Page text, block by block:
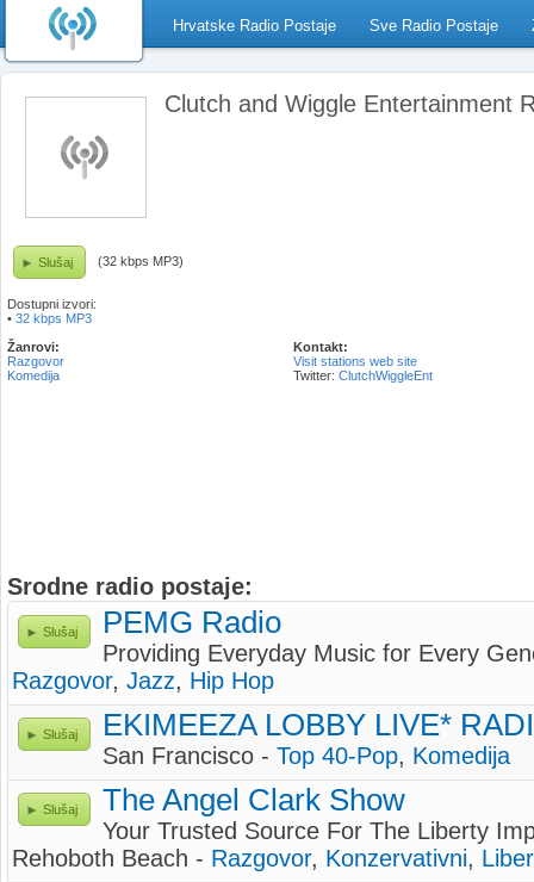
Hrvatske Radio Postaje Sve Radio Postaje
Clutch and Wiggle Entertainment
Slušaj (32 kbps MP3)
Dostupni izvori:
• 32 kbps MP3
Žanrovi:
Razgovor
Komedija
Kontakt:
Visit stations web site
Twitter: ClutchWiggleEnt
Srodne radio postaje:
Slušaj PEMG Radio
Providing Everyday Music for Every
Razgovor, Jazz, Hip Hop
Slušaj EKIMEEZA LOBBY LIVE*
San Francisco - Top 40-Pop, Komedija
Slušaj The Angel Clark Show
Your Trusted Source For The Liberty
Rehoboth Beach - Razgovor, Konzervativni,